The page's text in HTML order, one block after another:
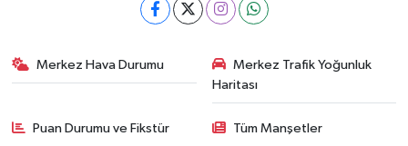
Merkez Hava Durumu
Merkez Trafik Yoğunluk
Haritası
Puan Durumu ve Fikstür Tüm Manşetler